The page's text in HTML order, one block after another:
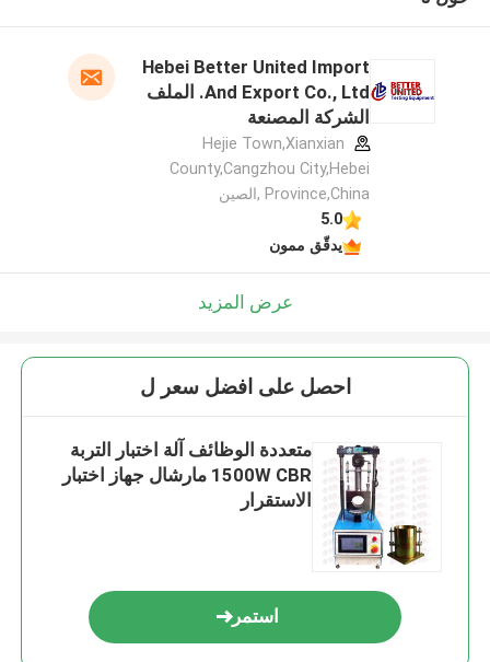
Hebei Better United Import
And Export Co., Ltd. الملف
الشركة المصنعة
Hejie Town,Xianxian
County,Cangzhou City,Hebei
Province,China ,الصين
5.0
يدقّق ممون
عرض المزيد
احصل على افضل سعر ل
متعددة الوظائف آلة اختبار التربة
1500W CBR مارشال جهاز اختبار
الاستقرار
استمر